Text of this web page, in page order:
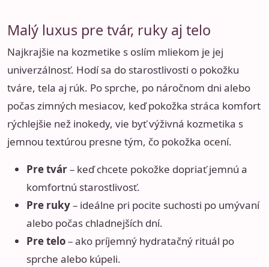
Malý luxus pre tvár, ruky aj telo
Najkrajšie na kozmetike s oslím mliekom je jej
univerzálnosť. Hodí sa do starostlivosti o pokožku
tváre, tela aj rúk. Po sprche, po náročnom dni alebo
počas zimných mesiacov, keď pokožka stráca komfort
rýchlejšie než inokedy, vie byť výživná kozmetika s
jemnou textúrou presne tým, čo pokožka ocení.
Pre tvár– keď chcete pokožke dopriať jemnú a
komfortnú starostlivosť.
Pre ruky– ideálne pri pocite suchosti po umývaní
alebo počas chladnejších dní.
Pre telo– ako príjemný hydratačný rituál po
sprche alebo kúpeli.